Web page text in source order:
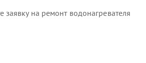
заявку на ремонт водонагревателя